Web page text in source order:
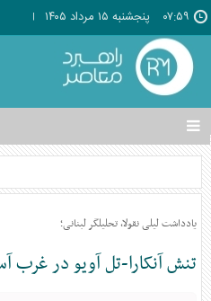
۰۷:۵۹ پنجشنبه ۱۵ مرداد ۱۴۰۵
تغییر
وضعیت
منوی
ها
یادداشت لیلی نقولا، تحلیلگر لبنانی؛
تنش آنکارا-تل آویو در غرب